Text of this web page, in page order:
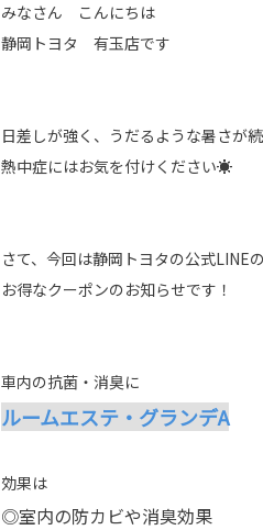
みなさん こんにちは
静岡トヨタ 有玉店です
日差しが強く、うだるような暑さが
熱中症にはお気を付けください☀️
さて、今回は静岡トヨタの公式LINE
お得なクーポンのお知らせです！
車内の抗菌・消臭に
ルームエステ・グランデA
効果は
◎室内の防カビや消臭効果